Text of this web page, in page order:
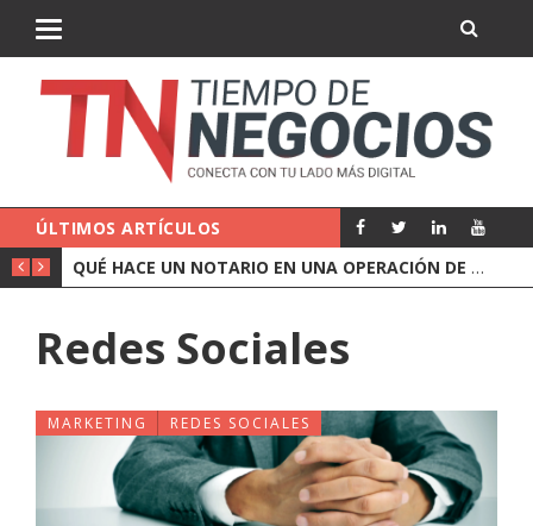
ÚLTIMOS ARTÍCULOS
QUÉ HACE UN NOTARIO EN UNA OPERACIÓN DE EMPRESA
Redes Sociales
MARKETING REDES SOCIALES